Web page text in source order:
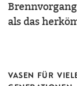
als das
VASEN FÜR